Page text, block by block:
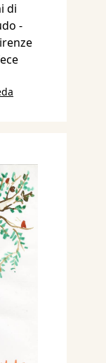
di
-